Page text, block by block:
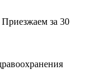
за 30